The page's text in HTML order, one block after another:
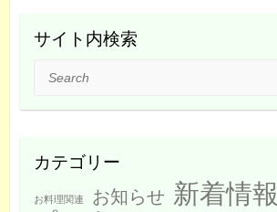
活
は
サイト内検索
Search
カテゴリー
お料理関連 お知らせ 新着情報